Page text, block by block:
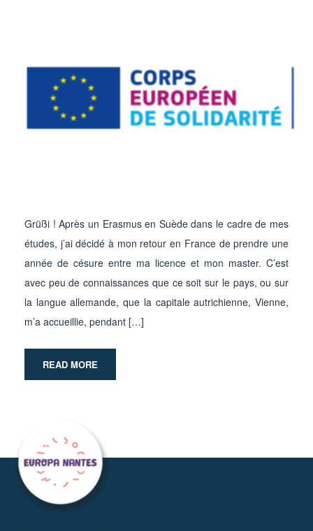
Grüßi ! Après un Erasmus en Suède dans le cadre de mes
études, j’ai décidé à mon retour en France de prendre une
année de césure entre ma licence et mon master. C’est
avec peu de connaissances que ce soit sur le pays, ou sur
la langue allemande, que la capitale autrichienne, Vienne,
m’a accueillie, pendant […]
READ MORE